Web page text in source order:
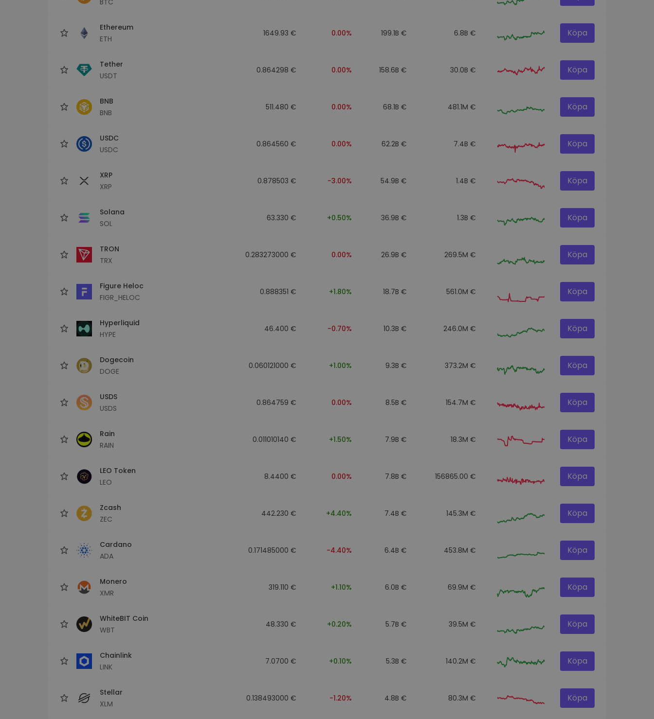
Ethereum
ETH
1649.93 € 0.00% 199.1B € 6.8B € Köpa
Tether
USDT
0.864298 € 0.00% 158.6B € 30.0B € Köpa
BNB
BNB
511.480 € 0.00% 68.1B € 481.1M € Köpa
USDC
USDC
0.864560 € 0.00% 62.2B € 7.4B € Köpa
XRP
XRP
0.878503 € -3.00% 54.9B € 1.4B € Köpa
Solana
SOL
63.330 € +0.50% 36.9B € 1.3B € Köpa
TRON
TRX
0.283273000 € 0.00% 26.9B € 269.5M € Köpa
Figure Heloc
FIGR_HELOC
0.888351 € +1.80% 18.7B € 561.0M € Köpa
Hyperliquid
HYPE
46.400 € -0.70% 10.3B € 246.0M € Köpa
Dogecoin
DOGE
0.060121000 € +1.00% 9.3B € 373.2M € Köpa
USDS
USDS
0.864759 € 0.00% 8.5B € 154.7M € Köpa
Rain
RAIN
0.011010140 € +1.50% 7.9B € 18.3M € Köpa
LEO Token
LEO
8.4400 € 0.00% 7.8B € 156865.00 € Köpa
Zcash
ZEC
442.230 € +4.40% 7.4B € 145.3M € Köpa
Cardano
ADA
0.171485000 € -4.40% 6.4B € 453.8M € Köpa
Monero
XMR
319.110 € +1.10% 6.0B € 69.9M € Köpa
WhiteBIT Coin
WBT
48.330 € +0.20% 5.7B € 39.5M € Köpa
Chainlink
LINK
7.0700 € +0.10% 5.3B € 140.2M € Köpa
Stellar
XLM
0.138493000 € -1.20% 4.8B € 80.3M € Köpa